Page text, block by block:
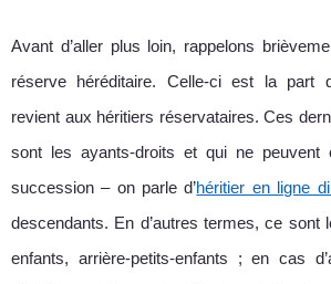
Avant d’aller plus loin, rappelons
réserve héréditaire. Celle-ci est la part
revient aux héritiers réservataires. Ces
sont les ayants-droits et qui ne peuvent
succession – on parle d’héritier en ligne
descendants. En d’autres termes, ce sont
enfants, arrière-petits-enfants ; en cas